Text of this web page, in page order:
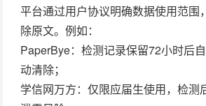
平台通过用户协议明确数据使用范围
除原文。例如：
PaperBye：检测记录保留72小时后
动清除；
学信网万方：仅限应届生使用，检测